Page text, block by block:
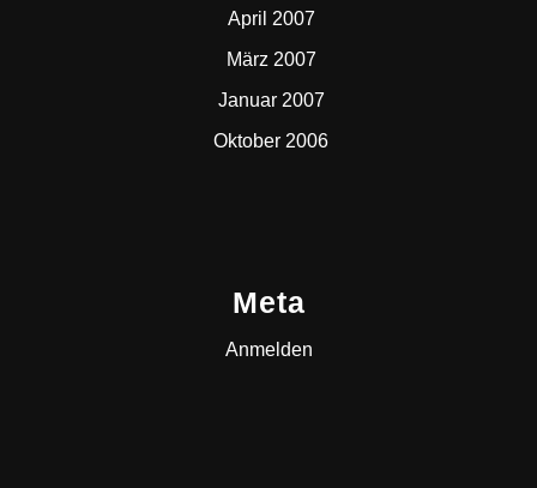
April 2007
März 2007
Januar 2007
Oktober 2006
Meta
Anmelden